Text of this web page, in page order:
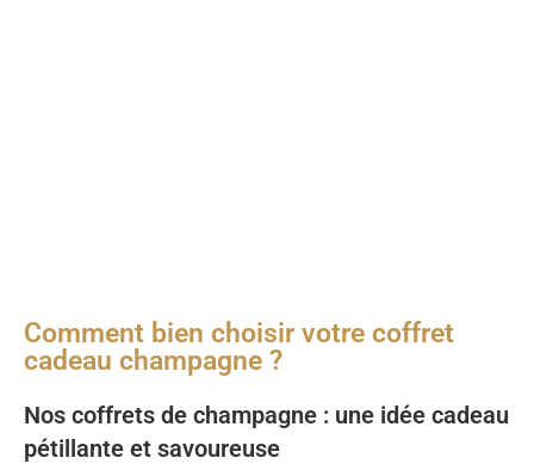
Comment bien choisir votre coffret
cadeau champagne ?
Nos coffrets de champagne : une idée cadeau
pétillante et savoureuse